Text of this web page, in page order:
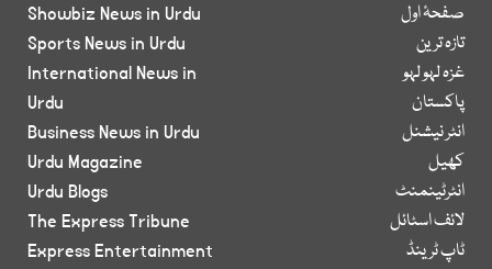
صفحۂ اول
تازہ ترین
غزہ لہو لہو
پاکستان
انٹر نیشنل
کھیل
انٹرٹینمنٹ
لائف اسٹائل
ٹاپ ٹرینڈ
Showbiz News in Urdu
Sports News in Urdu
International News in
Urdu
Business News in Urdu
Urdu Magazine
Urdu Blogs
The Express Tribune
Express Entertainment